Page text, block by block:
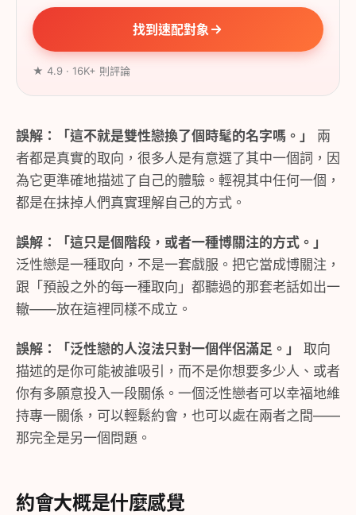
找到速配對象
★ 4.9 · 16K+ 則評論
誤解：「這不就是雙性戀換了個時髦的名字嗎。」
兩
者都是真實的取向，很多人是有意選了其中一個詞，因
為它更準確地描述了自己的體驗。輕視其中任何一個，
都是在抹掉人們真實理解自己的方式。
誤解：「這只是個階段，或者一種博關注的方式。」
泛性戀是一種取向，不是一套戲服。把它當成博關注，
跟「預設之外的每一種取向」都聽過的那套老話如出一
轍——放在這裡同樣不成立。
誤解：「泛性戀的人沒法只對一個伴侶滿足。」
取向
描述的是你可能被誰吸引，而不是你想要多少人、或者
你有多願意投入一段關係。一個泛性戀者可以幸福地維
持專一關係，可以輕鬆約會，也可以處在兩者之間——
那完全是另一個問題。
約會大概是什麼感覺